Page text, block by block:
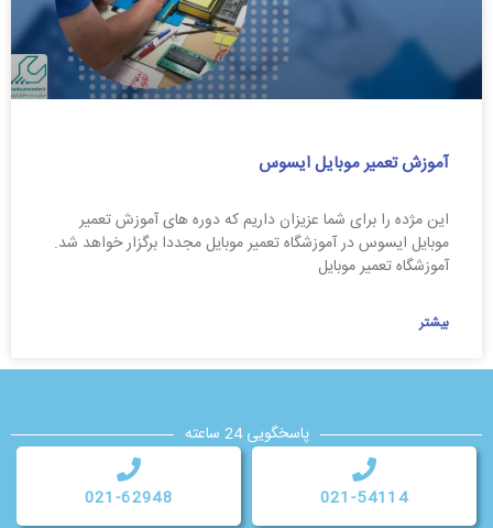
آموزش تعمیر موبایل ایسوس
این مژده را برای شما عزیزان داریم که دوره های آموزش تعمیر
موبایل ایسوس در آموزشگاه تعمیر موبایل مجددا برگزار خواهد شد.
آموزشگاه تعمیر موبایل
بیشتر
پاسخگویی 24 ساعته
021-54114
021-62948